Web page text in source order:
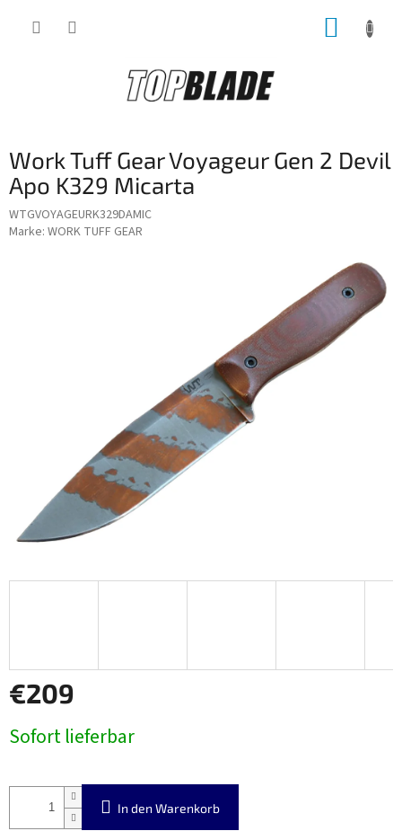
Work Tuff Gear Voyageur Gen 2 Devil
Apo K329 Micarta
WTGVOYAGEURK329DAMIC
Marke: WORK TUFF GEAR
€209
Sofort lieferbar
In den Warenkorb